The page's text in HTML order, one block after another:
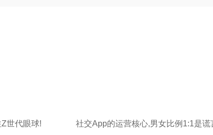
世代眼球! 社交App的运营核心,男女比例1:1是谎